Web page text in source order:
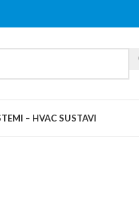
– HVAC SUSTAVI